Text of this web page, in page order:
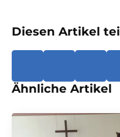
Diesen Artikel
Ähnliche Artikel